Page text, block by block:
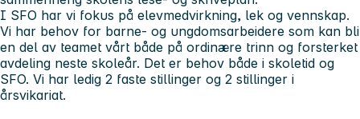
I SFO har vi fokus på elevmedvirkning, lek og vennskap.
Vi har behov for barne- og ungdomsarbeidere som kan bli
en del av teamet vårt både på ordinære trinn og forsterket
avdeling neste skoleår. Det er behov både i skoletid og
SFO. Vi har ledig 2 faste stillinger og 2 stillinger i
årsvikariat.